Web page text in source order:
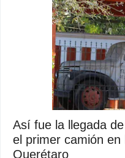
Así fue la llegada
el primer camión
Querétaro